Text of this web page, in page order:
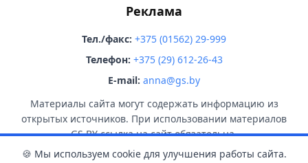
Реклама
Тел./факс: +375 (01562) 29-999
Телефон: +375 (29) 612-26-43
E-mail: anna@gs.by
Материалы сайта могут содержать информацию из
открытых источников. При использовании материалов
GS.BY ссылка на сайт обязательна.
🍪 Мы используем cookie для улучшения работы сайта.